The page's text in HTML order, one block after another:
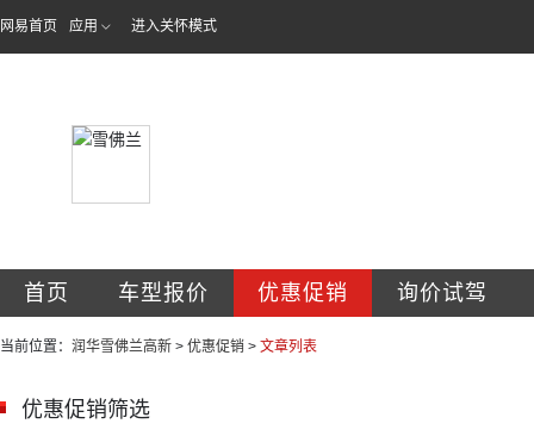
网易首页 应用 进入关怀模式
首页 车型报价 优惠促销 询价试驾
当前位置： 润华雪佛兰高新 > 优惠促销 > 文章列表
优惠促销筛选